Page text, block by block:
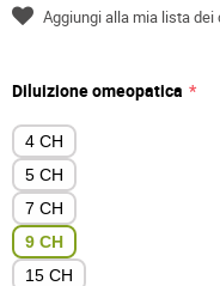
Diluizione omeopatica
4 CH
5 CH
7 CH
9 CH
15 CH
Aggiungi alla mia lista dei